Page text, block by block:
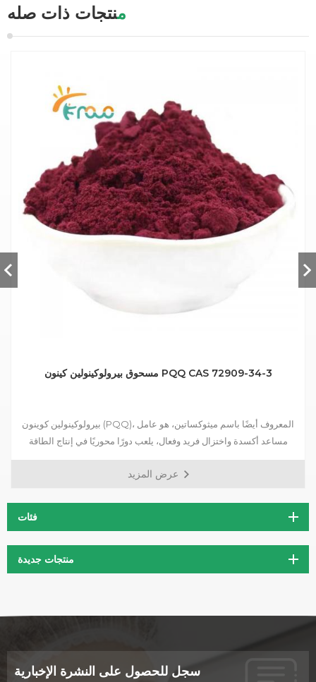
منتجات ذات صله
مسحوق بيرولوكينولين كينون PQQ CAS 72909-34-3
بيرولوكينولين كوينون (PQQ)، المعروف أيضًا باسم ميثوكساتين، هو عامل
مساعد أكسدة واختزال فريد وفعال، يلعب دورًا محوريًا في إنتاج الطاقة
الخلوية. بصفته مضادًا قويًا للأكسدة، يحمي PQQ الخلايا من التلف
التأكسدي المرتبط بالشيخوخة ومختلف الأمراض المزمنة. بالإضافة إلى ذلك،
عرض المزيد
فئات
منتجات جديدة
سجل للحصول على النشرة الإخبارية